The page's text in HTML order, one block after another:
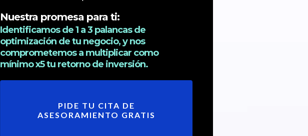
Nuestra promesa para ti:
Identificamos de 1 a 3 palancas de
optimización de tu negocio, y nos
comprometemos a multiplicar como
mínimo x5 tu retorno de inversión.
PIDE TU CITA DE
ASESORAMIENTO GRATIS